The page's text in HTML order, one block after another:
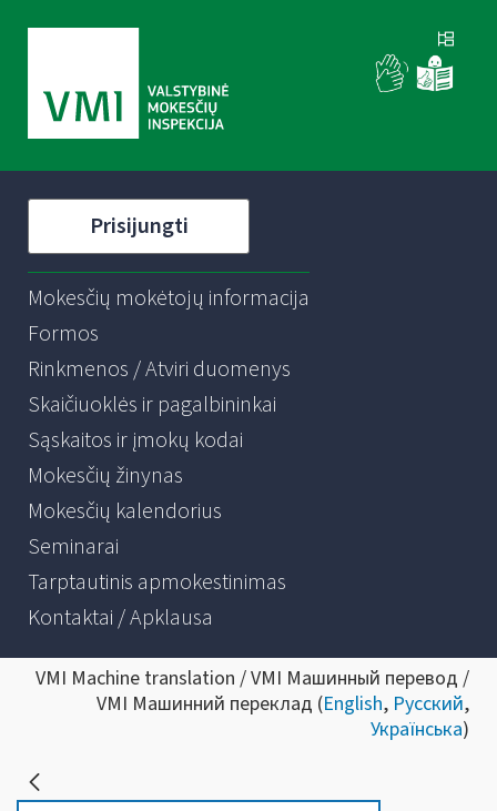
Prisijungti
Mokesčių mokėtojų informacija
Formos
Rinkmenos / Atviri duomenys
Skaičiuoklės ir pagalbininkai
Sąskaitos ir įmokų kodai
Mokesčių žinynas
Mokesčių kalendorius
Seminarai
Tarptautinis apmokestinimas
Kontaktai / Apklausa
VMI Machine translation / VMI Машинный перевод /
VMI Машинний переклад (English, Русский,
Українська)